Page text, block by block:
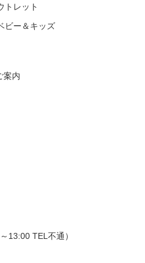
トレット
ビー＆キッズ
案内
13:00 TEL不通）